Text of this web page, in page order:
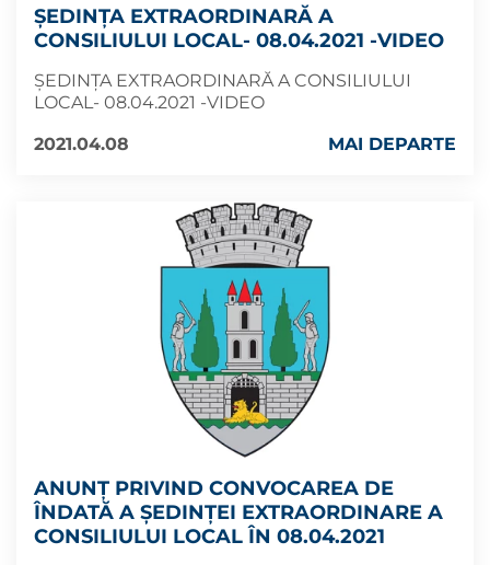
ȘEDINȚA EXTRAORDINARĂ A
CONSILIULUI LOCAL- 08.04.2021 -VIDEO
ȘEDINȚA EXTRAORDINARĂ A CONSILIULUI
LOCAL- 08.04.2021 -VIDEO
2021.04.08
MAI DEPARTE
ANUNȚ PRIVIND CONVOCAREA DE
ÎNDATĂ A ȘEDINȚEI EXTRAORDINARE A
CONSILIULUI LOCAL ÎN 08.04.2021